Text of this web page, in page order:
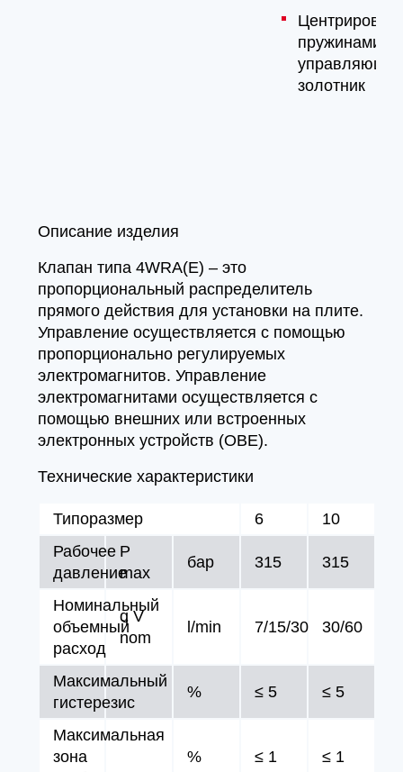
пружинами
золотник
Описание изделия
Клапан типа 4WRA(E) – это
пропорциональный распределитель
прямого действия для установки на плите.
Управление осуществляется с помощью
пропорционально регулируемых
электромагнитов. Управление
электромагнитами осуществляется с
помощью внешних или встроенных
электронных устройств (OBE).
Технические характеристики
Типоразмер 6
10
Рабочее
давление
P
max
бар 315 315
Номинальный
объемный
расход
q V
nom
l/min 7/15/30 30/60
Максимальный
гистерезис
% ≤ 5 ≤ 5
Максимальная
зона
% ≤ 1 ≤ 1